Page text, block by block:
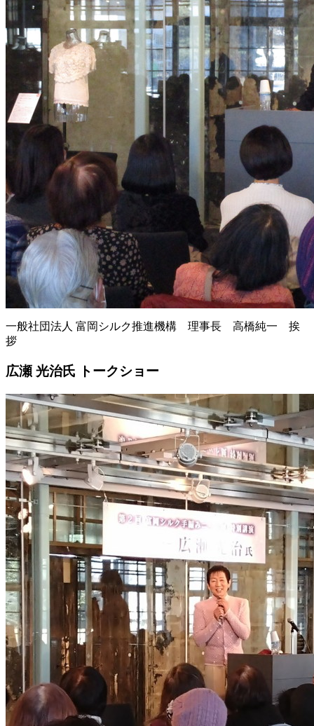
一般社団法人 富岡シルク推進機構 理事長 高橋純一 挨
拶
広瀬 光治氏 トークショー